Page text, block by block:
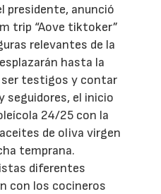
presidente, anunció
trip “Aove tiktoker”
relevantes de la
hasta la
ser testigos y contar
seguidores, el inicio
24/25 con la
de oliva virgen
temprana.
diferentes
con los cocineros